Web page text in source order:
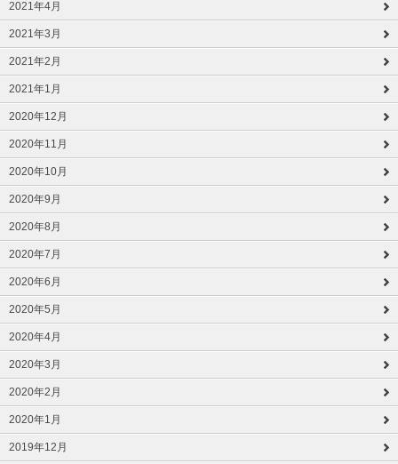
2021年4月
2021年3月
2021年2月
2021年1月
2020年12月
2020年11月
2020年10月
2020年9月
2020年8月
2020年7月
2020年6月
2020年5月
2020年4月
2020年3月
2020年2月
2020年1月
2019年12月